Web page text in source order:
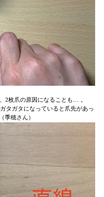
2枚爪の原因になることも… 。
タガタになっていると爪先があっ
季穂さん）